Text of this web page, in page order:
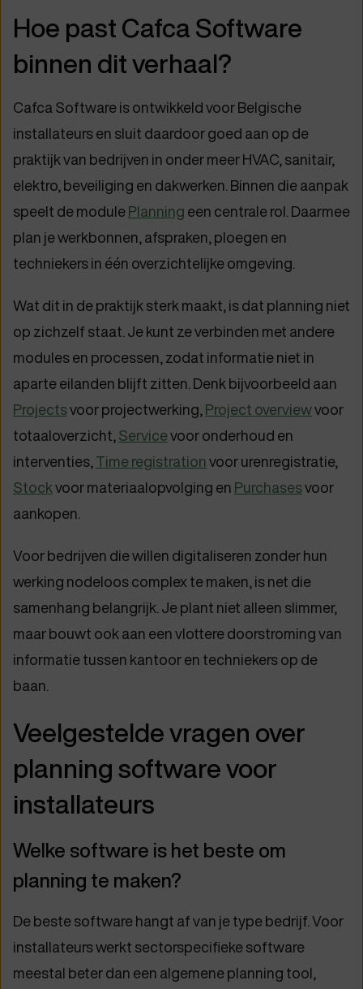
Hoe past Cafca Software
binnen dit verhaal?
Cafca Software is ontwikkeld voor Belgische
installateurs en sluit daardoor goed aan op de
praktijk van bedrijven in onder meer HVAC, sanitair,
elektro, beveiliging en dakwerken. Binnen die aanpak
speelt de modulePlanning een centrale rol. Daarmee
plan je werkbonnen, afspraken, ploegen en
techniekers in één overzichtelijke omgeving.
Wat dit in de praktijk sterk maakt, is dat planning niet
op zichzelf staat. Je kunt ze verbinden met andere
modules en processen, zodat informatie niet in
aparte eilanden blijft zitten. Denk bijvoorbeeld aan
Projectsvoor projectwerking,Project overviewvoor
totaaloverzicht,Servicevoor onderhoud en
interventies,Time registrationvoor urenregistratie,
Stockvoor materiaalopvolging en Purchasesvoor
aankopen.
Voor bedrijven die willen digitaliseren zonder hun
werking nodeloos complex te maken, is net die
samenhang belangrijk. Je plant niet alleen slimmer,
maar bouwt ook aan een vlottere doorstroming van
informatie tussen kantoor en techniekers op de
baan.
Veelgestelde vragen over
planning software voor
installateurs
Welke software is het beste om
planning te maken?
De beste software hangt af van je type bedrijf. Voor
installateurs werkt sectorspecifieke software
meestal beter dan een algemene planning tool,